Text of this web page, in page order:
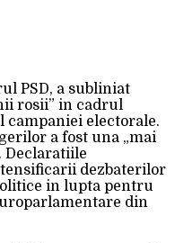
PSD, a subliniat
rosii” in cadrul
electorale.
a fost una „mai
Declaratiile
dezbaterilor
in lupta pentru
din